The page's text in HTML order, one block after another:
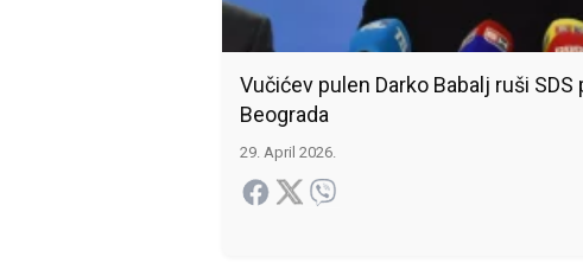
Vučićev pulen Darko Babalj ruši
Beograda
29. April 2026.